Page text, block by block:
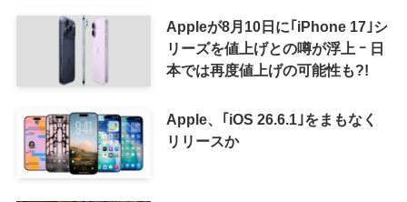
Appleが8月10日に｢iPhone 17｣シ
リーズを値上げとの噂が浮上 ｰ 日
本では再度値上げの可能性も?!
Apple、｢iOS 26.6.1｣をまもなく
リリースか